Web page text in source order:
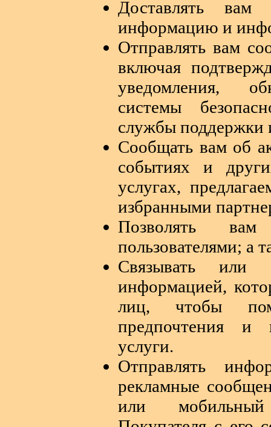
Доставлять вам
информацию и
Отправлять вам
включая
уведомления,
системы
службы поддержки
Сообщать вам об
событиях и
услугах,
избранными
Позволять
пользователями; а
Связывать
информацией,
лиц, чтобы
предпочтения и
услуги.
Отправлять
рекламные
или мобильный